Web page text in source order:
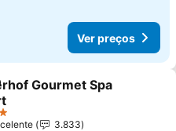
Ver preços
aos favoritos
Gourmet Spa
3.833